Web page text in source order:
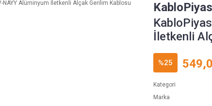
İletkenli
%25
Kategori
Marka